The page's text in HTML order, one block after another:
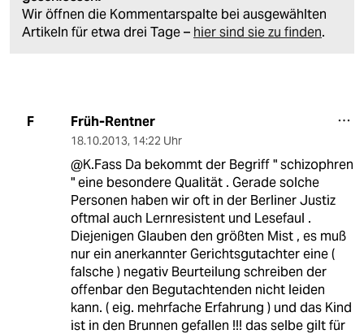
Wir öffnen die Kommentarspalte bei ausgewählten
Artikeln für etwa drei Tage – hier sind sie zu finden.
F Früh-Rentner
18.10.2013, 14:22 Uhr
@K.Fass Da bekommt der Begriff " schizophren
" eine besondere Qualität . Gerade solche
Personen haben wir oft in der Berliner Justiz
oftmal auch Lernresistent und Lesefaul .
Diejenigen Glauben den größten Mist , es muß
nur ein anerkannter Gerichtsgutachter eine (
falsche ) negativ Beurteilung schreiben der
offenbar den Begutachtenden nicht leiden
kann. ( eig. mehrfache Erfahrung ) und das Kind
ist in den Brunnen gefallen !!! das selbe gilt für